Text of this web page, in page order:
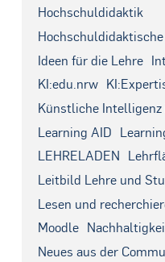
Hochschuldidaktik
Ideen für die Lehre
KI:edu.nrw
Künstliche
Learning AID
LEHRELADEN
Leitbild Lehre und
Lesen und
Moodle
Neues aus der